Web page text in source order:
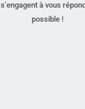
à vous
possible !